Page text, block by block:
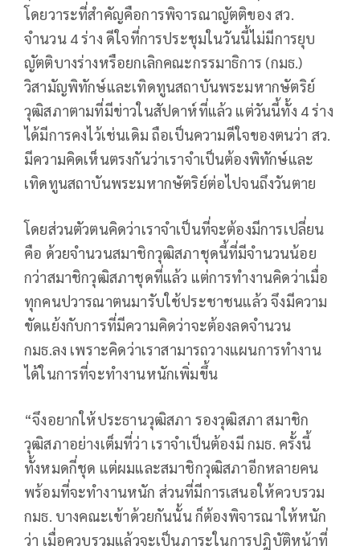
โดยวาระที่สำคัญคือการพิจารณาญัตติของ สว.
จำนวน 4 ร่าง ดีใจที่การประชุมในวันนี้ไม่มีการยุบ
ญัตติบางร่างหรือยกเลิกคณะกรรมาธิการ (กมธ.)
วิสามัญพิทักษ์และเทิดทูนสถาบันพระมหากษัตริย์
วุฒิสภาตามที่มีข่าวในสัปดาห์ที่แล้ว แต่วันนี้ทั้ง 4 ร่าง
ได้มีการคงไว้เช่นเดิม ถือเป็นความดีใจของตนว่า สว.
มีความคิดเห็นตรงกันว่าเราจำเป็นต้องพิทักษ์และ
เทิดทูนสถาบันพระมหากษัตริย์ต่อไปจนถึงวันตาย
โดยส่วนตัวตนคิดว่าเราจำเป็นที่จะต้องมีการเปลี่ยน
คือ ด้วยจำนวนสมาชิกวุฒิสภาชุดนี้ที่มีจำนวนน้อย
กว่าสมาชิกวุฒิสภาชุดที่แล้ว แต่การทำงานคิดว่าเมื่อ
ทุกคนปวารณาตนมารับใช้ประชาชนแล้ว จึงมีความ
ขัดแย้งกับการที่มีความคิดว่าจะต้องลดจำนวน
กมธ.ลง เพราะคิดว่าเราสามารถวางแผนการทำงาน
ได้ในการที่จะทำงานหนักเพิ่มขึ้น
“จึงอยากให้ประธานวุฒิสภา รองวุฒิสภา สมาชิก
วุฒิสภาอย่างเต็มที่ว่า เราจำเป็นต้องมี กมธ. ครั้งนี้
ทั้งหมดกี่ชุด แต่ผมและสมาชิกวุฒิสภาอีกหลายคน
พร้อมที่จะทำงานหนัก ส่วนที่มีการเสนอให้ควบรวม
กมธ. บางคณะเข้าด้วยกันนั้น ก็ต้องพิจารณาให้หนัก
ว่า เมื่อควบรวมแล้วจะเป็นภาระในการปฎิบัติหน้าที่